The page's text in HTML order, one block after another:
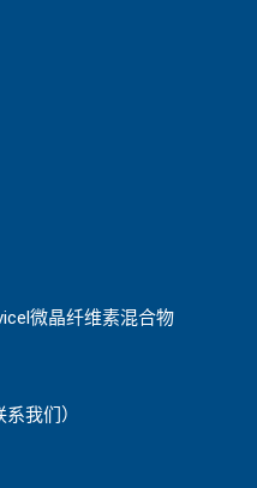
微晶纤维素混合物
我们）